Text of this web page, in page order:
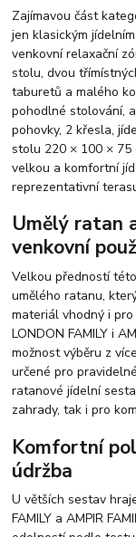
Zajímavou část
jen klasickým
venkovní relaxační
stolu, dvou
taburetů a malého
pohodlné stolování,
pohovky, 2 křesla,
stolu 220 × 100 × 75
velkou a komfortní
reprezentativní
Umělý ratan
venkovní
Velkou předností
umělého ratanu,
materiál vhodný i
LONDON FAMILY i
možnost výběru z
určené pro
ratanové jídelní
zahrady, tak i pro
Komfortní
údržba
U větších sestav
FAMILY a AMPIR